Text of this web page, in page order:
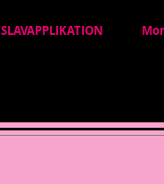
SLAVAPPLIKATION